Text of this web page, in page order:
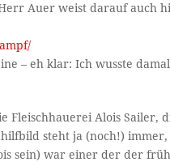
Auer weist darauf auch
– eh klar: Ich wusste
Fleischhauerei Alois Sailer,
steht ja (noch!)
sein) war einer der der